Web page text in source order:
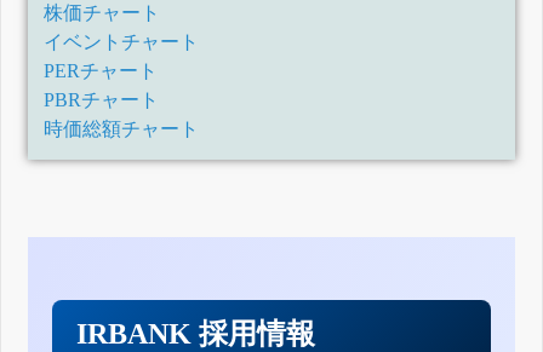
株価チャート
イベントチャート
PERチャート
PBRチャート
時価総額チャート
IRBANK 採用情報